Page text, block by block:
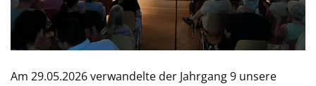
Am 29.05.2026 verwandelte der Jahrgang 9 unsere